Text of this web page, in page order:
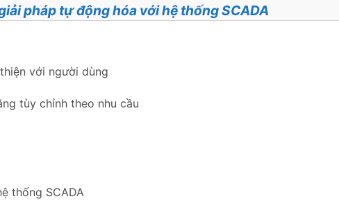
pháp tự động hóa với hệ thống SCADA
với người dùng
tùy chỉnh theo nhu cầu
thống SCADA